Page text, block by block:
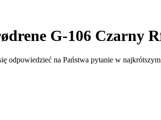
G-106 Czarny
odpowiedzieć na Państwa pytanie w